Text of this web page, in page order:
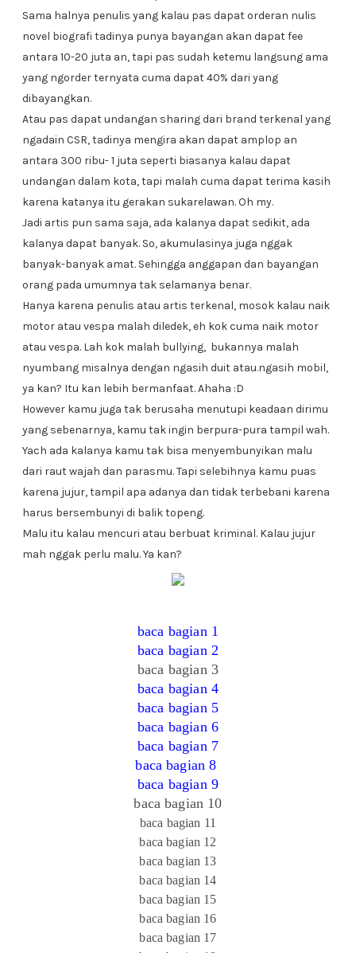
Sama halnya penulis yang kalau pas dapat orderan nulis
novel biografi tadinya punya bayangan akan dapat fee
antara 10-20 juta an, tapi pas sudah ketemu langsung ama
yang ngorder ternyata cuma dapat 40% dari yang
dibayangkan.
Atau pas dapat undangan sharing dari brand terkenal yang
ngadain CSR, tadinya mengira akan dapat amplop an
antara 300 ribu- 1 juta seperti biasanya kalau dapat
undangan dalam kota, tapi malah cuma dapat terima kasih
karena katanya itu gerakan sukarelawan. Oh my.
Jadi artis pun sama saja, ada kalanya dapat sedikit, ada
kalanya dapat banyak. So, akumulasinya juga nggak
banyak-banyak amat. Sehingga anggapan dan bayangan
orang pada umumnya tak selamanya benar.
Hanya karena penulis atau artis terkenal, mosok kalau naik
motor atau vespa malah diledek, eh kok cuma naik motor
atau vespa. Lah kok malah bullying, bukannya malah
nyumbang misalnya dengan ngasih duit atau.ngasih mobil,
ya kan? Itu kan lebih bermanfaat. Ahaha :D
However kamu juga tak berusaha menutupi keadaan dirimu
yang sebenarnya, kamu tak ingin berpura-pura tampil wah.
Yach ada kalanya kamu tak bisa menyembunyikan malu
dari raut wajah dan parasmu. Tapi selebihnya kamu puas
karena jujur, tampil apa adanya dan tidak terbebani karena
harus bersembunyi di balik topeng.
Malu itu kalau mencuri atau berbuat kriminal. Kalau jujur
mah nggak perlu malu. Ya kan?
baca bagian 1
baca bagian 2
baca bagian 3
baca bagian 4
baca bagian 5
baca bagian 6
baca bagian 7
baca bagian 8
baca bagian 9
baca bagian 10
baca bagian 11
baca bagian 12
baca bagian 13
baca bagian 14
baca bagian 15
baca bagian 16
baca bagian 17